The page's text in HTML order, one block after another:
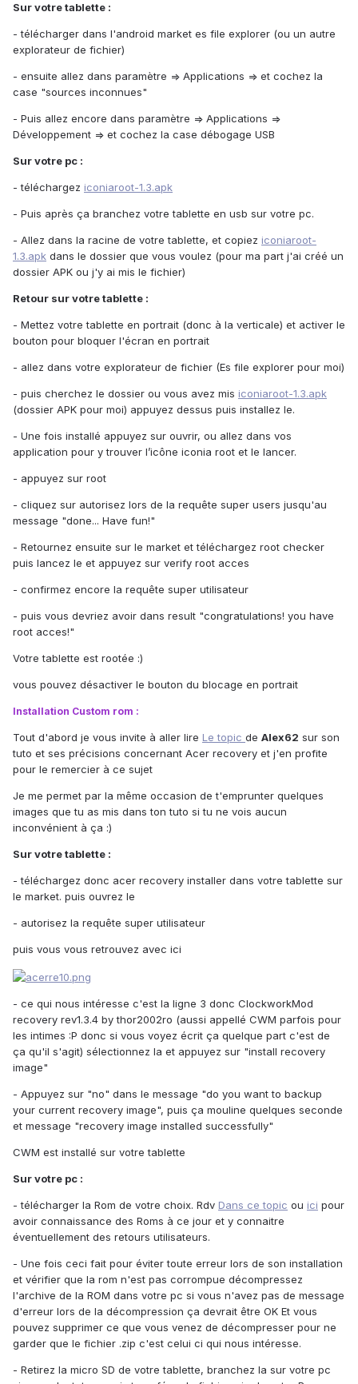
Sur votre tablette :
- télécharger dans l'android market es file explorer (ou un autre
explorateur de fichier)
- ensuite allez dans paramètre => Applications => et cochez la
case "sources inconnues"
- Puis allez encore dans paramètre => Applications =>
Développement => et cochez la case débogage USB
Sur votre pc :
- téléchargez iconiaroot-1.3.apk
- Puis après ça branchez votre tablette en usb sur votre pc.
- Allez dans la racine de votre tablette, et copiez iconiaroot-
1.3.apk dans le dossier que vous voulez (pour ma part j'ai créé un
dossier APK ou j'y ai mis le fichier)
Retour sur votre tablette :
- Mettez votre tablette en portrait (donc à la verticale) et activer le
bouton pour bloquer l'écran en portrait
- allez dans votre explorateur de fichier (Es file explorer pour moi)
- puis cherchez le dossier ou vous avez mis iconiaroot-1.3.apk
(dossier APK pour moi) appuyez dessus puis installez le.
- Une fois installé appuyez sur ouvrir, ou allez dans vos
application pour y trouver l’icône iconia root et le lancer.
- appuyez sur root
- cliquez sur autorisez lors de la requête super users jusqu'au
message "done... Have fun!"
- Retournez ensuite sur le market et téléchargez root checker
puis lancez le et appuyez sur verify root acces
- confirmez encore la requête super utilisateur
- puis vous devriez avoir dans result "congratulations! you have
root acces!"
Votre tablette est rootée :)
vous pouvez désactiver le bouton du blocage en portrait
Installation Custom rom :
Tout d'abord je vous invite à aller lire Le topic de Alex62 sur son
tuto et ses précisions concernant Acer recovery et j'en profite
pour le remercier à ce sujet
Je me permet par la même occasion de t'emprunter quelques
images que tu as mis dans ton tuto si tu ne vois aucun
inconvénient à ça :)
Sur votre tablette :
- téléchargez donc acer recovery installer dans votre tablette sur
le market. puis ouvrez le
- autorisez la requête super utilisateur
puis vous vous retrouvez avec ici
- ce qui nous intéresse c'est la ligne 3 donc ClockworkMod
recovery rev1.3.4 by thor2002ro (aussi appellé CWM parfois pour
les intimes :P donc si vous voyez écrit ça quelque part c'est de
ça qu'il s'agit) sélectionnez la et appuyez sur "install recovery
image"
- Appuyez sur "no" dans le message "do you want to backup
your current recovery image", puis ça mouline quelques seconde
et message "recovery image installed successfully"
CWM est installé sur votre tablette
Sur votre pc :
- télécharger la Rom de votre choix. Rdv Dans ce topic ou ici pour
avoir connaissance des Roms à ce jour et y connaitre
éventuellement des retours utilisateurs.
- Une fois ceci fait pour éviter toute erreur lors de son installation
et vérifier que la rom n'est pas corrompue décompressez
l'archive de la ROM dans votre pc si vous n'avez pas de message
d'erreur lors de la décompression ça devrait être OK Et vous
pouvez supprimer ce que vous venez de décompresser pour ne
garder que le fichier .zip c'est celui ci qui nous intéresse.
- Retirez la micro SD de votre tablette, branchez la sur votre pc